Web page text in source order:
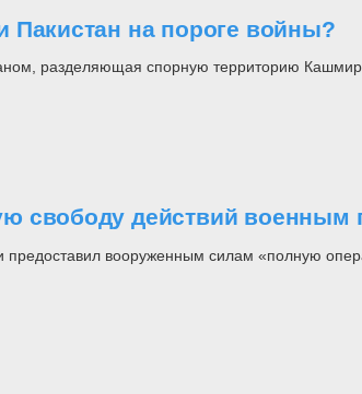
Пакистан на пороге войны?
разделяющая спорную территорию
свободу действий военным
вооруженным силам «полную